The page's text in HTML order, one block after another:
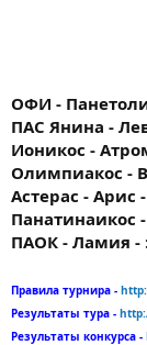
ОФИ -
ПАС Янина -
Ионикос -
Олимпиакос -
Астерас - Арис
Панатинаикос
ПАОК - Ламия -
Правила турнира -
Результаты тура -
Результаты конкурса -